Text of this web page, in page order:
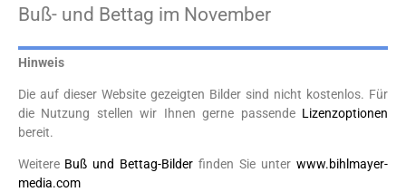
Buß- und Bettag im November
Hinweis
Die auf dieser Website gezeigten Bilder sind nicht kostenlos. Für
die Nutzung stellen wir Ihnen gerne passende Lizenzoptionen
bereit.
Weitere Buß und Bettag-Bilder finden Sie unter www.bihlmayer-
media.com